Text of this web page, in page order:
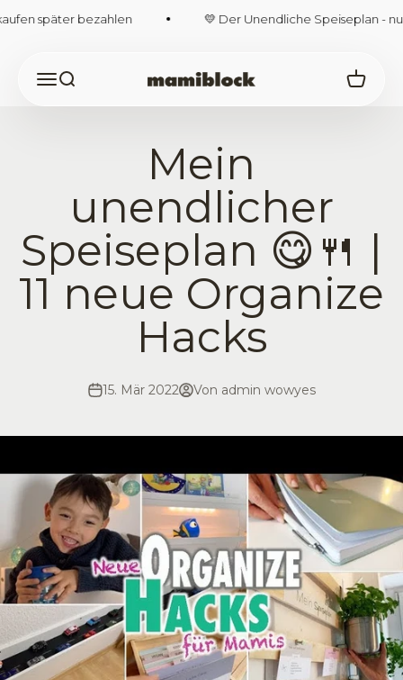
Zum Inhalt springen
später bezahlen 💛 Der Unendliche Speiseplan - nur
Navigationsmenü öffnen
Suche öffnenmamiblock-Shop
Mein
unendlicher
Speiseplan 😋🍴 |
11 neue Organize
Hacks
15. Mär 2022 Von admin wowyes